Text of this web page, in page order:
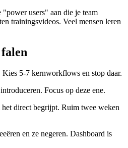
users" aan die je team
trainingsvideos. Veel mensen leren
5-7 kernworkflows en stop daar.
Focus op deze ene.
het direct begrijpt. Ruim twee weken
en ze negeren. Dashboard is